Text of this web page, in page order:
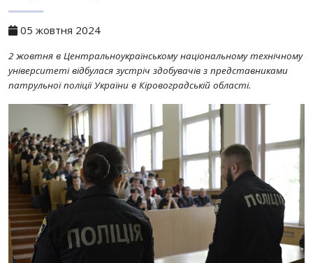
05 жовтня 2024
2 жовтня в Центральноукраїнському національному технічному
університеті відбулася зустріч здобувачів з представниками
патрульної поліції України в Кіровоградській області.